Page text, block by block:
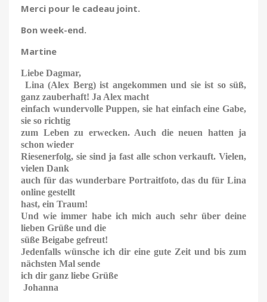
Merci pour le cadeau joint.
Bon week-end.
Martine
Liebe Dagmar,
Lina (Alex Berg) ist angekommen und sie ist so süß,
ganz zauberhaft! Ja Alex macht
einfach wundervolle Puppen, sie hat einfach eine Gabe,
sie so richtig
zum Leben zu erwecken. Auch die neuen hatten ja
schon wieder
Riesenerfolg, sie sind ja fast alle schon verkauft. Vielen,
vielen Dank
auch für das wunderbare Portraitfoto, das du für Lina
online gestellt
hast, ein Traum!
Und wie immer habe ich mich auch sehr über deine
lieben Grüße und die
süße Beigabe gefreut!
Jedenfalls wünsche ich dir eine gute Zeit und bis zum
nächsten Mal sende
ich dir ganz liebe Grüße
Johanna